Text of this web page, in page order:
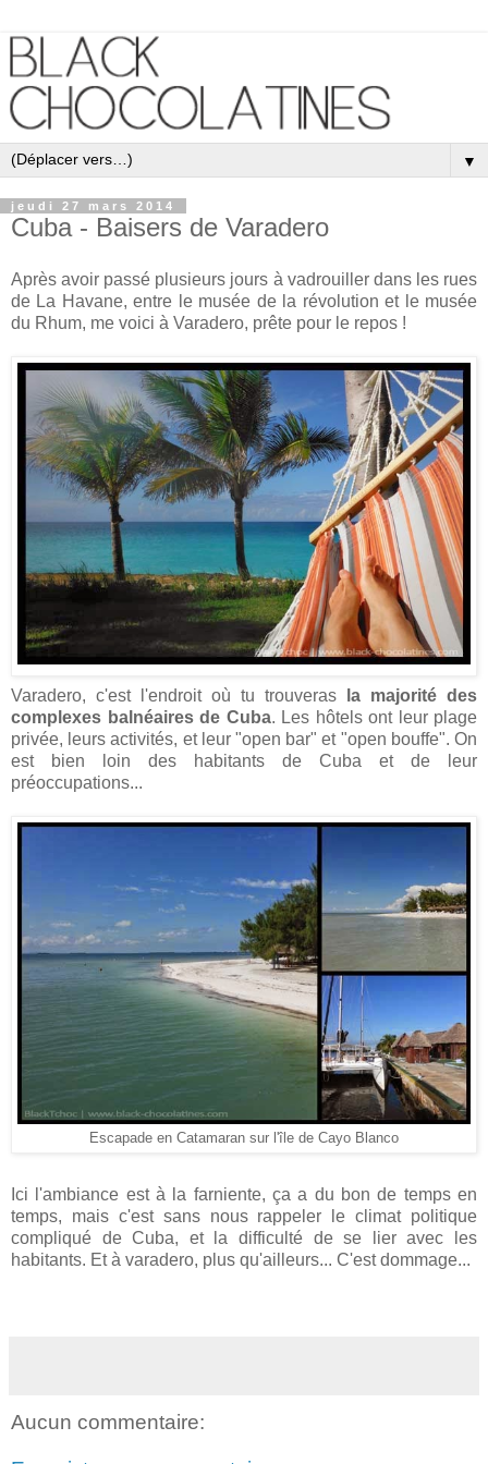
▼
jeudi 27 mars 2014
Cuba - Baisers de Varadero
Après avoir passé plusieurs jours à vadrouiller dans les rues
de La Havane, entre le musée de la révolution et le musée
du Rhum, me voici à Varadero, prête pour le repos !
Varadero, c'est l'endroit où tu trouveras
la majorité des
complexes balnéaires de Cuba. Les hôtels ont leur plage
privée, leurs activités, et leur "open bar" et "open bouffe". On
est bien loin des habitants de Cuba et de leur
préoccupations...
Escapade en Catamaran sur l'île de Cayo Blanco
Ici l'ambiance est à la farniente, ça a du bon de temps en
temps, mais c'est sans nous rappeler le climat politique
compliqué de Cuba, et la difficulté de se lier avec les
habitants. Et à varadero, plus qu'ailleurs... C'est dommage...
Aucun commentaire: